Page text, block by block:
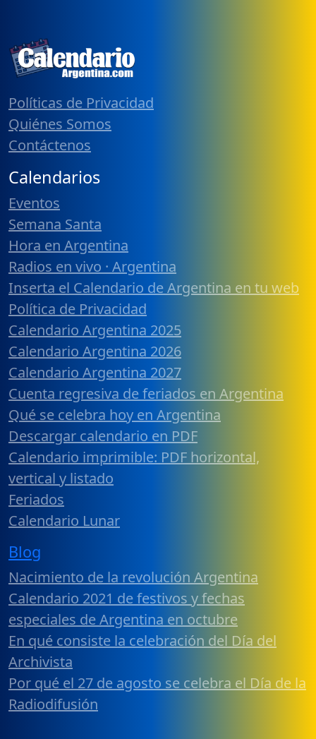
Políticas de Privacidad
Quiénes Somos
Contáctenos
Calendarios
Eventos
Semana Santa
Hora en Argentina
Radios en vivo · Argentina
Inserta el Calendario de Argentina en tu web
Política de Privacidad
Calendario Argentina 2025
Calendario Argentina 2026
Calendario Argentina 2027
Cuenta regresiva de feriados en Argentina
Qué se celebra hoy en Argentina
Descargar calendario en PDF
Calendario imprimible: PDF horizontal,
vertical y listado
Feriados
Calendario Lunar
Blog
Nacimiento de la revolución Argentina
Calendario 2021 de festivos y fechas
especiales de Argentina en octubre
En qué consiste la celebración del Día del
Archivista
Por qué el 27 de agosto se celebra el Día de la
Radiodifusión